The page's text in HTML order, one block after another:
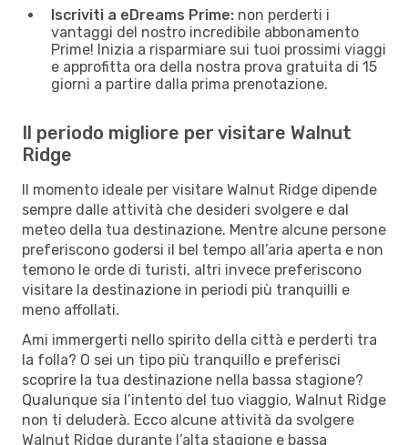
Iscriviti a eDreams Prime: non perderti i
vantaggi del nostro incredibile abbonamento
Prime! Inizia a risparmiare sui tuoi prossimi viaggi
e approfitta ora della nostra prova gratuita di 15
giorni a partire dalla prima prenotazione.
Il periodo migliore per visitare Walnut
Ridge
Il momento ideale per visitare Walnut Ridge dipende
sempre dalle attività che desideri svolgere e dal
meteo della tua destinazione. Mentre alcune persone
preferiscono godersi il bel tempo all’aria aperta e non
temono le orde di turisti, altri invece preferiscono
visitare la destinazione in periodi più tranquilli e
meno affollati.
Ami immergerti nello spirito della città e perderti tra
la folla? O sei un tipo più tranquillo e preferisci
scoprire la tua destinazione nella bassa stagione?
Qualunque sia l’intento del tuo viaggio, Walnut Ridge
non ti deluderà. Ecco alcune attività da svolgere
Walnut Ridge durante l’alta stagione e bassa